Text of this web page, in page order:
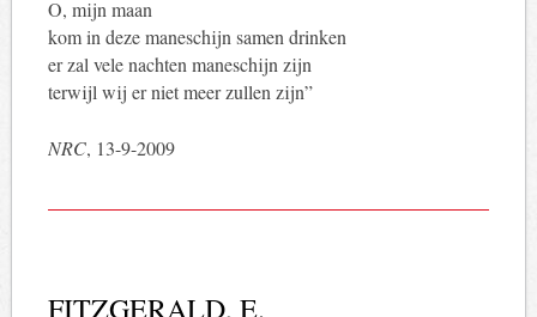
O, mijn maan
kom in deze maneschijn samen drinken
er zal vele nachten maneschijn zijn
terwijl wij er niet meer zullen zijn”
NRC, 13-9-2009
FITZGERALD, E.